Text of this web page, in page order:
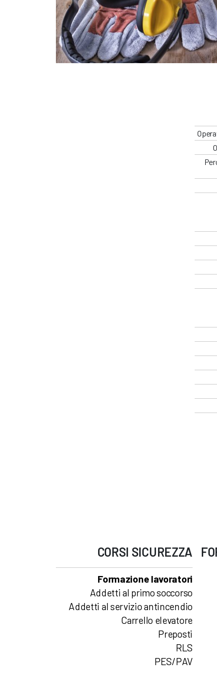
CORSI SICUREZZA
Addetti al primo soccorso
Addetti al servizio antincendio
Carrello elevatore
Formazione lavoratori
Preposti
RLS
PES/PAV